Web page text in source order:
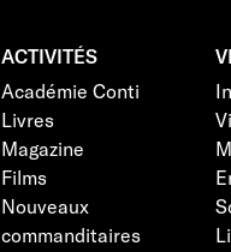
ACTIVITÉS
Académie Conti
Livres
Magazine
Films
Nouveaux
commanditaires